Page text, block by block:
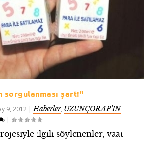
sorgulanması şart!"
9, 2012 |Haberler, UZUNÇORAP’IN
|
ilgili söylenenler, vaat